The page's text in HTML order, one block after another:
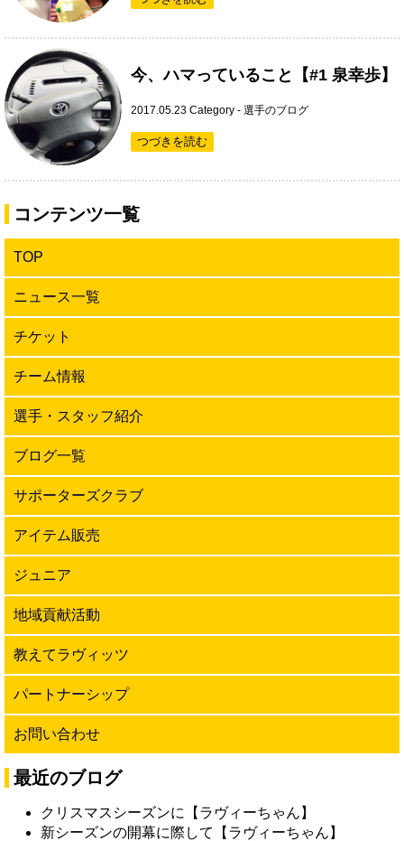
今、ハマっていること【#1 泉幸歩】
2017.05.23 Category - 選手のブログ
つづきを読む
コンテンツ一覧
TOP
ニュース一覧
チケット
チーム情報
選手・スタッフ紹介
ブログ一覧
サポーターズクラブ
アイテム販売
ジュニア
地域貢献活動
教えてラヴィッツ
パートナーシップ
お問い合わせ
最近のブログ
クリスマスシーズンに【ラヴィーちゃん】
新シーズンの開幕に際して【ラヴィーちゃん】